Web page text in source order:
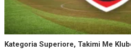
Kategoria Superiore, Takimi Me